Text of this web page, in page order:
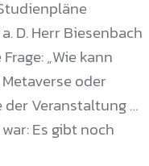
D. Herr Biesenbach
„Wie kann
oder
Veranstaltung …
Es gibt noch